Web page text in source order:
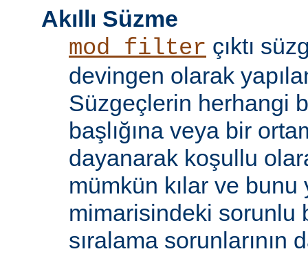
Akıllı Süzme
mod_filter çıktı
devingen olarak
Süzgeçlerin herhangi
başlığına veya bir
dayanarak koşullu
mümkün kılar ve
mimarisindeki sorunlu
sıralama sorunlarının